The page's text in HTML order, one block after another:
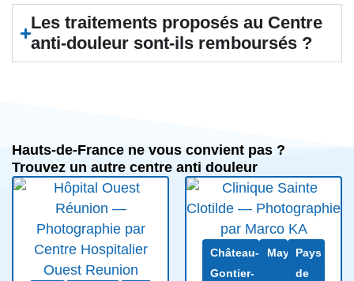
Les traitements proposés au Centre
anti-douleur sont-ils remboursés ?
Hauts-de-France ne vous convient pas ?
Trouvez un autre centre anti douleur
Château-
Gontier-
Mayenne
Pays
de